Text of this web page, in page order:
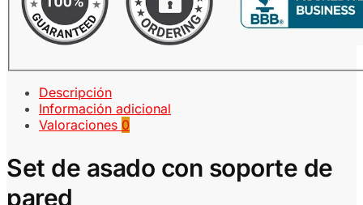
Descripción
Información adicional
Valoraciones 0
Set de asado con soporte de
pared